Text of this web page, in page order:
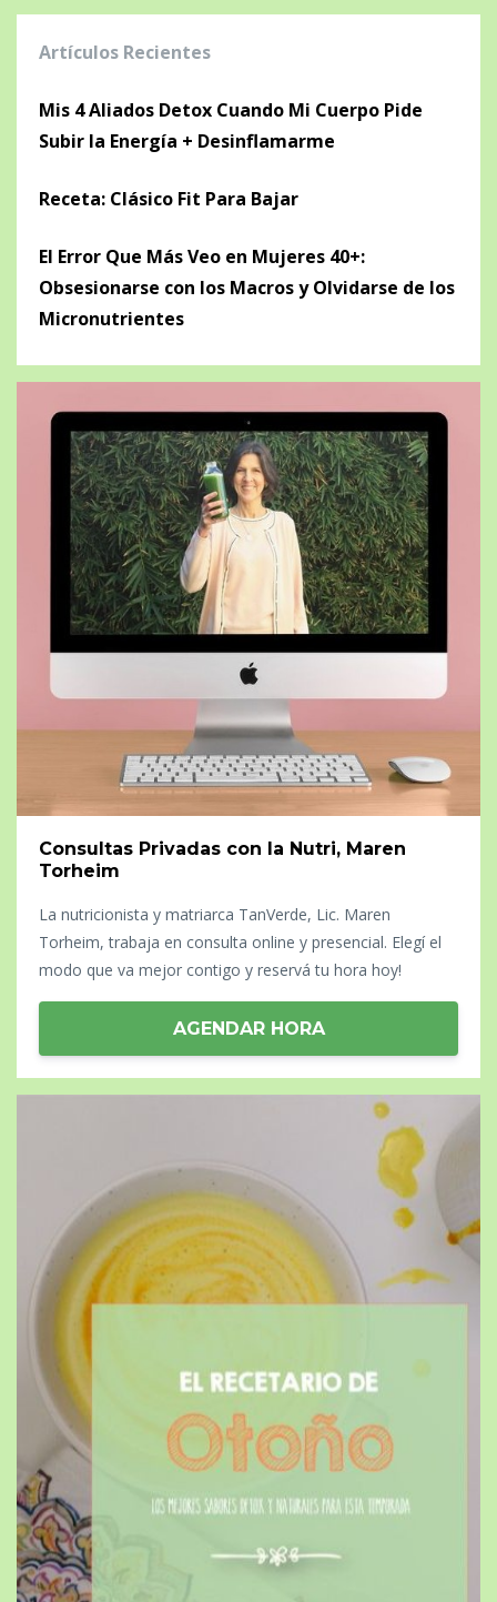
Artículos Recientes
Mis 4 Aliados Detox Cuando Mi Cuerpo Pide
Subir la Energía + Desinflamarme
Receta: Clásico Fit Para Bajar
El Error Que Más Veo en Mujeres 40+:
Obsesionarse con los Macros y Olvidarse de los
Micronutrientes
Consultas Privadas con la Nutri, Maren
Torheim
La nutricionista y matriarca TanVerde, Lic. Maren
Torheim, trabaja en consulta online y presencial. Elegí el
modo que va mejor contigo y reservá tu hora hoy!
AGENDAR HORA